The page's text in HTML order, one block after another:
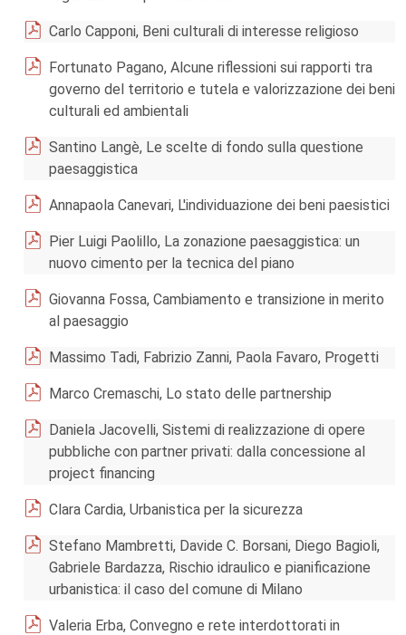
Carlo Capponi, Beni culturali di interesse religioso
Fortunato Pagano, Alcune riflessioni sui rapporti tra
governo del territorio e tutela e valorizzazione dei beni
culturali ed ambientali
Santino Langè, Le scelte di fondo sulla questione
paesaggistica
Annapaola Canevari, L'individuazione dei beni paesistici
Pier Luigi Paolillo, La zonazione paesaggistica: un
nuovo cimento per la tecnica del piano
Giovanna Fossa, Cambiamento e transizione in merito
al paesaggio
Massimo Tadi, Fabrizio Zanni, Paola Favaro, Progetti
Marco Cremaschi, Lo stato delle partnership
Daniela Jacovelli, Sistemi di realizzazione di opere
pubbliche con partner privati: dalla concessione al
project financing
Clara Cardia, Urbanistica per la sicurezza
Stefano Mambretti, Davide C. Borsani, Diego Bagioli,
Gabriele Bardazza, Rischio idraulico e pianificazione
urbanistica: il caso del comune di Milano
Valeria Erba, Convegno e rete interdottorati in